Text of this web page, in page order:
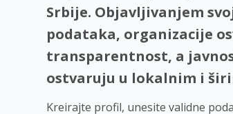
Srbije. Objavljivanjem
podataka, organizacije
transparentnost, a
ostvaruju u lokalnim i
Kreirajte profil, unesite validne